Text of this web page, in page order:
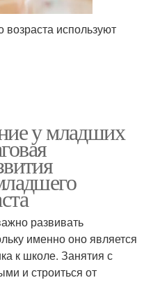
используют
у младших
развивать
именно оно является
к школе. Занятия с
и строиться от